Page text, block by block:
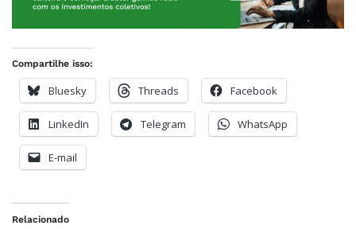
Compartilhe isso:
Bluesky Threads Facebook
LinkedIn Telegram WhatsApp
E-mail
Relacionado